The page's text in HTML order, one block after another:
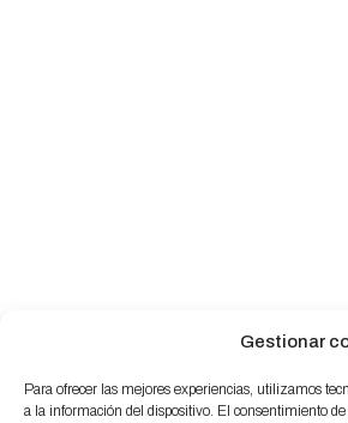
Gestionar
Para ofrecer las mejores experiencias, utilizamos
a la información del dispositivo. El consentimiento